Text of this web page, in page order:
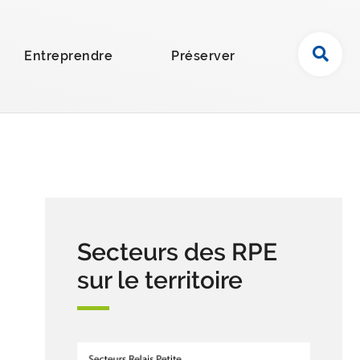
Entreprendre Préserver
h
Secteurs des RPE
sur le territoire